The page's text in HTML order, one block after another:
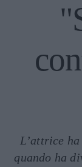
L’attrice
quando ha